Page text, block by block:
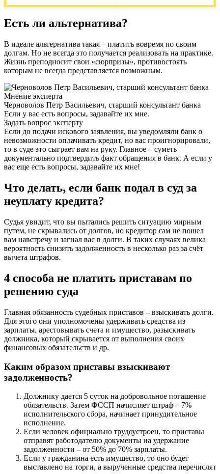
Есть ли альтернатива?
В идеале альтернатива такая – платить вовремя по своим
долгам. Но не всегда это получается реализовать на практике.
Жизнь преподносит свои «сюрпризы», противостоять
которым не всегда представляется возможным.
Мнение эксперта
Черноволов Петр Васильевич, старший консультант банка
Если у вас есть вопросы, задавайте их мне.
Задать вопрос эксперту
Если до подачи искового заявления, вы уведомляли банк о
невозможности оплачивать кредит, но вас проигнорировали,
то в суде это сыграет вам на руку. Главное – суметь
документально подтвердить факт обращения в банк. А если у
вас еще есть вопросы, задавайте их мне!
Что делать, если банк подал в суд за
неуплату кредита?
Судья увидит, что вы пытались решить ситуацию мирным
путем, не скрывались от долгов, но кредитор сам не пошел
вам навстречу и загнал вас в долги. В таких случаях велика
вероятность снизить задолженность в несколько раз за счёт
вычета штрафов.
4 способа не платить приставам по
решению суда
Главная обязанность судебных приставов – взыскивать долги.
Для этого они уполномочены удерживать средства из
зарплаты, арестовывать счета и имущество, разыскивать
должника, который скрывается от выполнения своих
финансовых обязательств и др.
Каким образом приставы взыскивают
задолженность?
Должнику дается 5 суток на добровольное погашение
обязательств. Затем ФССП начисляет штраф – 7%
исполнительского сбора, начинает принудительное
исполнение.
Если человек официально трудоустроен, то приставы
отправят работодателю документы на удержание
задолженности – от 50% до 70% зарплаты.
Если у гражданина есть имущество, то оно будет
выставлено на торги, а вырученные средства перечислят